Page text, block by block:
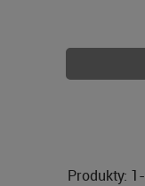
Produkty: 1-